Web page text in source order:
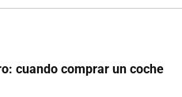
cuando comprar un coche